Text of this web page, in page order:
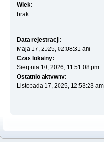
Wiek:
brak
Data rejestracji:
Maja 17, 2025, 02:08:31 am
Czas lokalny:
Sierpnia 10, 2026, 11:51:08 pm
Ostatnio aktywny:
Listopada 17, 2025, 12:53:23 am